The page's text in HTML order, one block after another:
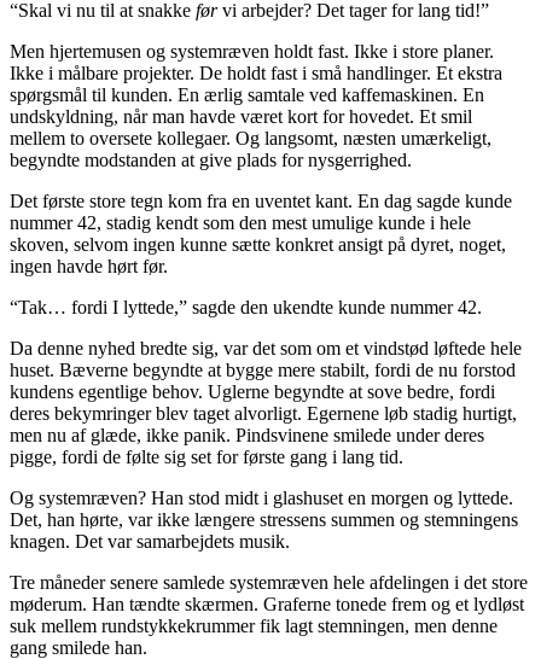
“Skal vi nu til at snakke førvi arbejder? Det tager for lang tid!”
Men hjertemusen og systemræven holdt fast. Ikke i store planer.
Ikke i målbare projekter. De holdt fast i små handlinger. Et ekstra
spørgsmål til kunden. En ærlig samtale ved kaffemaskinen. En
undskyldning, når man havde været kort for hovedet. Et smil
mellem to oversete kollegaer. Og langsomt, næsten umærkeligt,
begyndte modstanden at give plads for nysgerrighed.
Det første store tegn kom fra en uventet kant. En dag sagde kunde
nummer 42, stadig kendt som den mest umulige kunde i hele
skoven, selvom ingen kunne sætte konkret ansigt på dyret, noget,
ingen havde hørt før.
“Tak… fordi I lyttede,” sagde den ukendte kunde nummer 42.
Da denne nyhed bredte sig, var det som om et vindstød løftede hele
huset. Bæverne begyndte at bygge mere stabilt, fordi de nu forstod
kundens egentlige behov. Uglerne begyndte at sove bedre, fordi
deres bekymringer blev taget alvorligt. Egernene løb stadig hurtigt,
men nu af glæde, ikke panik. Pindsvinene smilede under deres
pigge, fordi de følte sig set for første gang i lang tid.
Og systemræven? Han stod midt i glashuset en morgen og lyttede.
Det, han hørte, var ikke længere stressens summen og stemningens
knagen. Det var samarbejdets musik.
Tre måneder senere samlede systemræven hele afdelingen i det store
møderum. Han tændte skærmen. Graferne tonede frem og et lydløst
suk mellem rundstykkekrummer fik lagt stemningen, men denne
gang smilede han.